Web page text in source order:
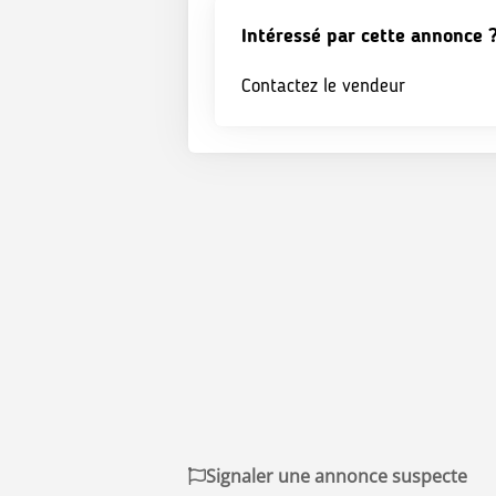
Intéressé par cette annonce
Contactez le vendeur
Signaler une annonce suspecte